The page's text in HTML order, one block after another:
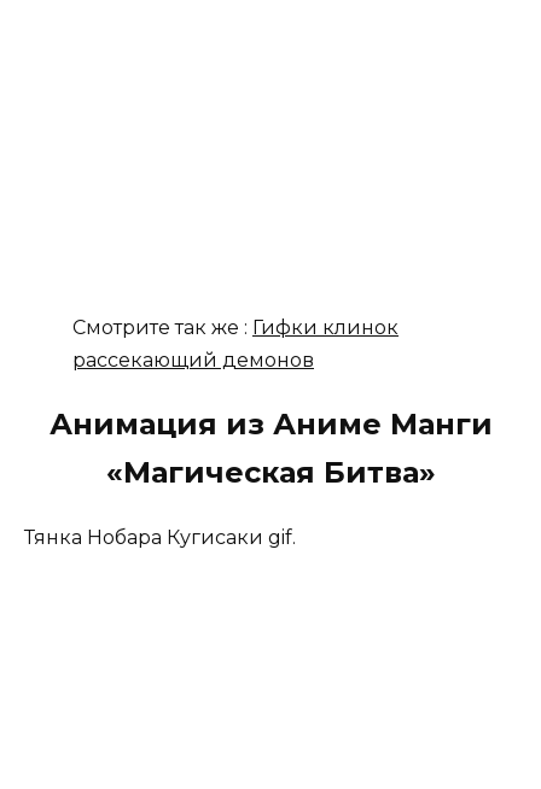
Смотрите так же : Гифки клинок
рассекающий демонов
Анимация из Аниме Манги
«Магическая Битва»
Тянка Нобара Кугисаки gif.